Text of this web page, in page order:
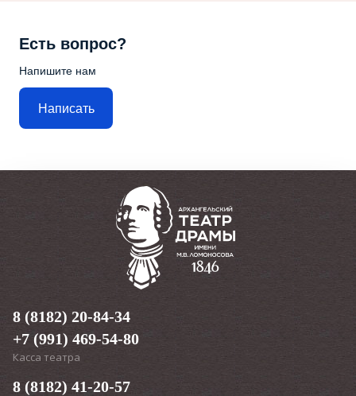
Есть вопрос?
Напишите нам
Написать
8 (8182) 20-84-34
+7 (991) 469-54-80
Касса театра
8 (8182) 41-20-57